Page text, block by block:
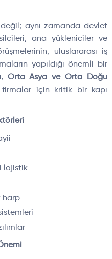
aynı zamanda devlet
ana yükleniciler ve
uluslararası iş
yapıldığı önemli bir
Orta Asya ve Orta Doğu
firmalar için kritik bir kapı
lojistik
harp